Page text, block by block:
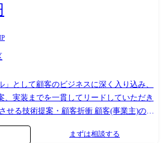
ム: Laravel + AWS (EC2, RDS, Dynamo, AWS
クエンドシステム: Netty + AWS (EC2,
Backlogを利用しています。 開発で使うエ
す。 IT投資にも積極的で、開発会社とも
を進めるための勉強会実施 ・生産性向上に
」として顧客のビジネスに深く入り込み、
、実装までを一貫してリードしていただき
判断や代替案の提示を行い、最適な着地
ー」としての役割。既存システムの制約を
まずは相談する